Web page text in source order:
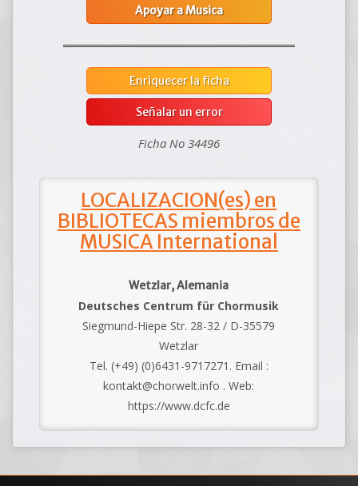
Apoyar a Musica
Enriquecer la ficha
Señalar un error
Ficha No 34496
LOCALIZACION(es) en
BIBLIOTECAS miembros de
MUSICA International
Wetzlar, Alemania
Deutsches Centrum für Chormusik
Siegmund-Hiepe Str. 28-32 / D-35579
Wetzlar
Tel. (+49) (0)6431-9717271. Email :
kontakt@chorwelt.info . Web:
https://www.dcfc.de